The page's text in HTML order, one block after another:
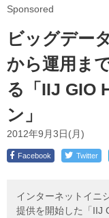
Sponsored
ビッグデー
から運用ま
る「IIJ GIO
ン」
2012年9月3日(月)
Facebook Twitter
インターネットイニ
提供を開始した「IIJ